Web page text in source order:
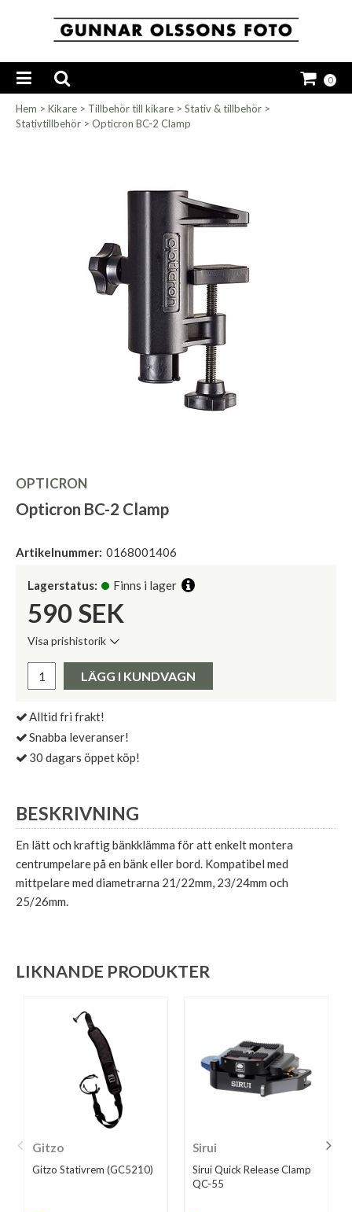
0
Hem > Kikare > Tillbehör till kikare > Stativ & tillbehör >
Stativtillbehör > Opticron BC-2 Clamp
OPTICRON
Opticron BC-2 Clamp
Artikelnummer: 0168001406
Lagerstatus: Finns i lager
590 SEK
Visa prishistorik
Pris:
LÄGG I KUNDVAGN
Alltid fri frakt!
Snabba leveranser!
30 dagars öppet köp!
BESKRIVNING
En lätt och kraftig bänkklämma för att enkelt montera
centrumpelare på en bänk eller bord. Kompatibel med
mittpelare med diametrarna 21/22mm, 23/24mm och
25/26mm.
LIKNANDE PRODUKTER
Gitzo
Gitzo Stativrem (GC5210)
Sirui
Sirui Quick Release Clamp
QC-55